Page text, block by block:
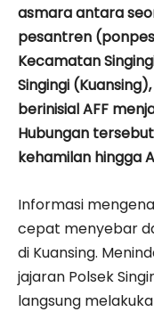
asmara antara
pesantren
Kecamatan
Singingi
berinisial AFF
Hubungan
kehamilan hingga
Informasi
cepat menyebar
di Kuansing.
jajaran Polsek
langsung